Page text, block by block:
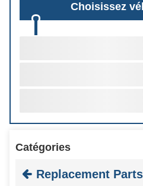
Choisissez
Catégories
Replacement Parts